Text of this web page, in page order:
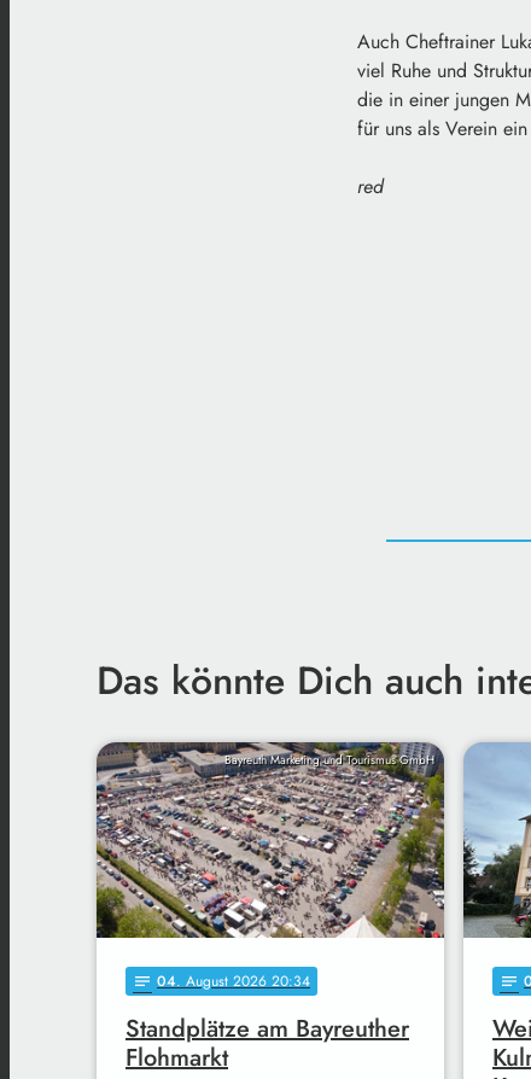
Auch Cheftrainer
viel Ruhe und
die in einer jungen
für uns als Verein
red
Das könnte Dich auch
Bayreuth Marketing und Tourismus GmbH
notes 04. August 2026 20:34
Standplätze am Bayreuther
Flohmarkt
notes